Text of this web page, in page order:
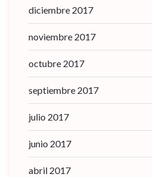
diciembre 2017
noviembre 2017
octubre 2017
septiembre 2017
julio 2017
junio 2017
abril 2017